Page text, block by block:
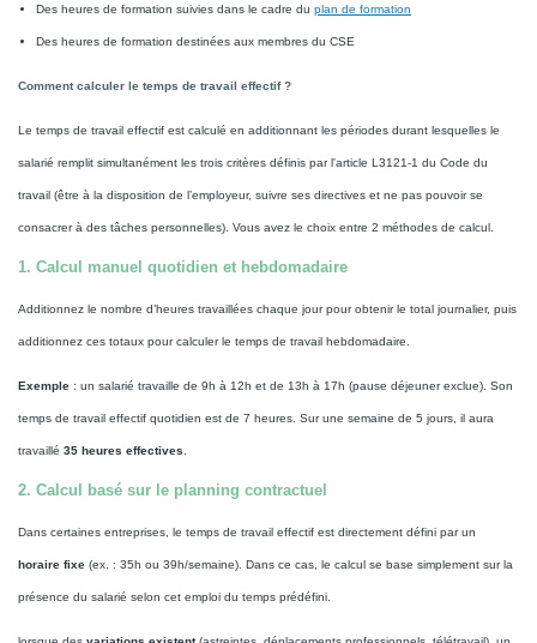
Des heures de formation suivies dans le cadre du plan de formation
Des heures de formation destinées aux membres du CSE
Comment calculer le temps de travail effectif ?
Le temps de travail effectif est calculé en additionnant les périodes durant lesquelles le
salarié remplit simultanément les trois critères définis par l'article L3121-1 du Code du
travail (être à la disposition de l’employeur, suivre ses directives et ne pas pouvoir se
consacrer à des tâches personnelles). Vous avez le choix entre 2 méthodes de calcul.
1. Calcul manuel quotidien et hebdomadaire
Additionnez le nombre d’heures travaillées chaque jour pour obtenir le total journalier, puis
additionnez ces totaux pour calculer le temps de travail hebdomadaire.
Exemple : un salarié travaille de 9h à 12h et de 13h à 17h (pause déjeuner exclue). Son
temps de travail effectif quotidien est de 7 heures. Sur une semaine de 5 jours, il aura
travaillé 35 heures effectives
2. Calcul basé sur le planning contractuel
Dans certaines entreprises, le temps de travail effectif est directement défini par un
horaire fixe (ex. : 35h ou 39h/semaine). Dans ce cas, le calcul se base simplement sur la
présence du salarié selon cet emploi du temps prédéfini.